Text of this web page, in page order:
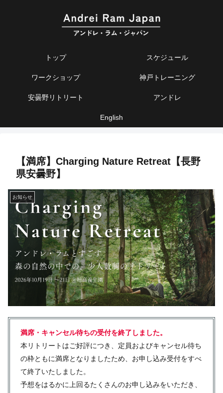
トップ スケジュール
ワークショップ 神戸トレーニング
安曇野リトリート アンドレ
English
【満席】Charging Nature Retreat【長野
県安曇野】
お知らせ
満席・キャンセル待ちの受付を終了しました。
本リトリートはご好評につき、定員およびキャンセル待ち
の枠ともに満席となりましたため、お申し込み受付をすべ
て終了いたしました。
予想をはるかに上回るたくさんのお申し込みをいただき、